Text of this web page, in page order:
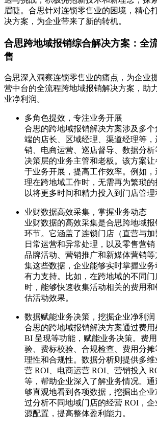
眉睫。合思针对连锁零售业的困境，精心
决方案，为企业带来了新的转机。
合思跨地域报销综合解决方案：全
售
合思深入洞察连锁零售业的痛点，为企业
营中台的全流程跨地域报销解决方案，助
业净利润。
多角色提效，专注业务开展
合思的跨地域报销解决方案涉及多
端的店长、区域经理、渠道经理等
销、电商运营、巡店督导、数据分
决策层的业务主管和老板。该方案
于业务开展，提高工作效率。例如
理在跨地域工作时，无需再为繁琐
以将更多时间和精力投入到门店管理
业财数据高效采集，掌握业务动态
业财数据的高效采集是合思跨地域
环节。它涵盖了连锁门店（直营与加
日常运营和异常处理，以及零售营
品牌活动、营销推广和新媒体营销
集这些数据，企业能够实时掌握业
有力支持。比如，在跨地域的不同
时，能够快速收集活动相关的费用
估活动效果。
数据赋能业务决策，挖掘企业净利润
合思的跨地域报销解决方案通过费
BI 呈现等功能，赋能业务决策。费
验、费标校验、合规检查、费用分
理性和合规性。数据分析则提供多
营 ROI、电商运营 ROI、营销投入
等，帮助企业深入了解业务情况。
够直观地看到各项数据，挖掘出企
过分析不同地域门店的经营 ROI，
源配置，提高整体盈利能力。